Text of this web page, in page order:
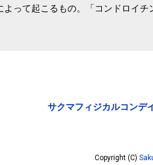
よって起こるもの。「コンドロイチ
めには、食生活で「コンドロイチ
！ 1日1パックでコンドロイチン補
い食べかた」は、 ・賞味期限ギリ
が30回～40回程度。 またタレ・薬
層引き立つそうです。 関節の痛み
サクマフィジカルコンデ
Copyright (C)